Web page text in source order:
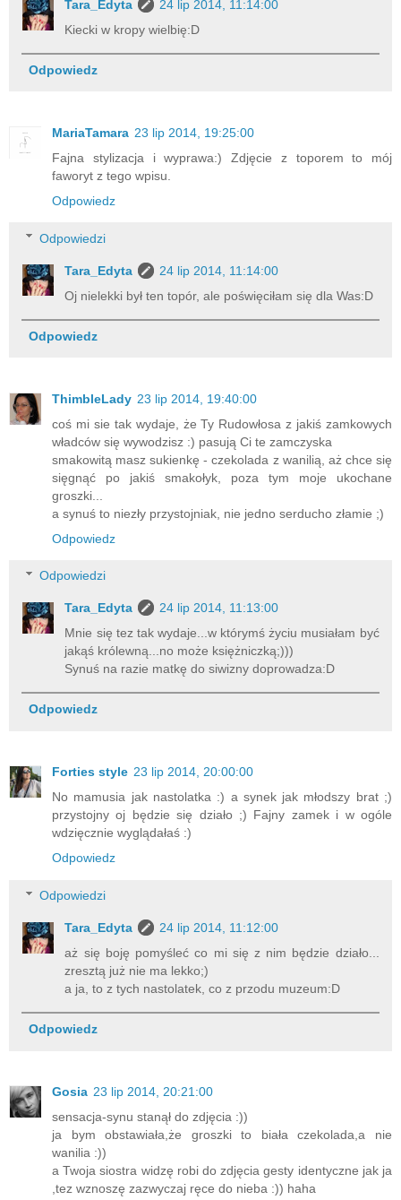
Tara_Edyta
24 lip 2014, 11:14:00
Kiecki w kropy wielbię:D
Odpowiedz
MariaTamara 23 lip 2014, 19:25:00
Fajna stylizacja i wyprawa:) Zdjęcie z toporem to mój
faworyt z tego wpisu.
Odpowiedz
Odpowiedzi
Tara_Edyta
24 lip 2014, 11:14:00
Oj nielekki był ten topór, ale poświęciłam się dla Was:D
Odpowiedz
ThimbleLady 23 lip 2014, 19:40:00
coś mi sie tak wydaje, że Ty Rudowłosa z jakiś zamkowych
władców się wywodzisz :) pasują Ci te zamczyska
smakowitą masz sukienkę - czekolada z wanilią, aż chce się
sięgnąć po jakiś smakołyk, poza tym moje ukochane
groszki...
a synuś to niezły przystojniak, nie jedno serducho złamie ;)
Odpowiedz
Odpowiedzi
Tara_Edyta
24 lip 2014, 11:13:00
Mnie się tez tak wydaje...w którymś życiu musiałam być
jakąś królewną...no może księżniczką;)))
Synuś na razie matkę do siwizny doprowadza:D
Odpowiedz
Forties style 23 lip 2014, 20:00:00
No mamusia jak nastolatka :) a synek jak młodszy brat ;)
przystojny oj będzie się działo ;) Fajny zamek i w ogóle
wdzięcznie wyglądałaś :)
Odpowiedz
Odpowiedzi
Tara_Edyta
24 lip 2014, 11:12:00
aż się boję pomyśleć co mi się z nim będzie działo...
zresztą już nie ma lekko;)
a ja, to z tych nastolatek, co z przodu muzeum:D
Odpowiedz
Gosia 23 lip 2014, 20:21:00
sensacja-synu stanął do zdjęcia :))
ja bym obstawiała,że groszki to biała czekolada,a nie
wanilia :))
a Twoja siostra widzę robi do zdjęcia gesty identyczne jak ja
,tez wznoszę zazwyczaj ręce do nieba :)) haha